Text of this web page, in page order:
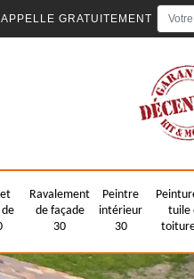
GRATUITEMENT
Ravalement
de façade
30
Peintre
intérieur
30
tuile